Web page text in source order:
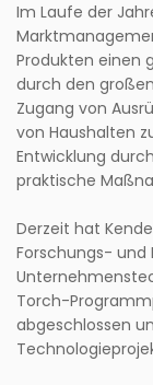
Im Laufe der
Produkten einen
durch den
Zugang von
von Haushalten
Entwicklung
praktische
Derzeit hat
Forschungs- und
Torch-
abgeschlossen